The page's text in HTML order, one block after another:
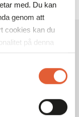
med. Du kan
genom att
cookies kan du
på denna